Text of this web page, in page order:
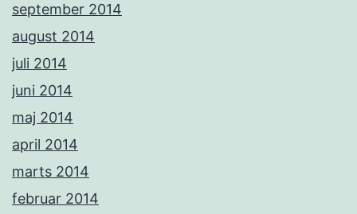
september 2014
august 2014
juli 2014
juni 2014
maj 2014
april 2014
marts 2014
februar 2014